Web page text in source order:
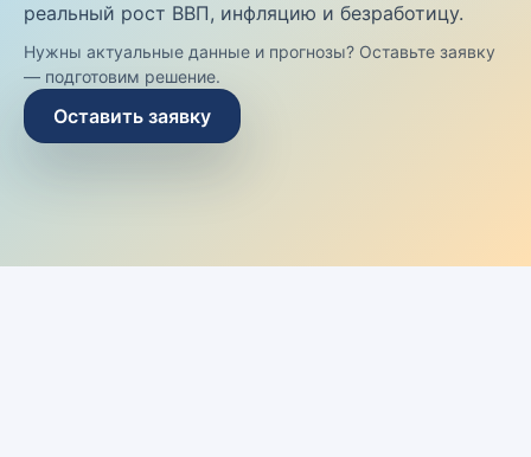
реальный рост ВВП, инфляцию и безработицу.
Нужны актуальные данные и прогнозы? Оставьте заявку
— подготовим решение.
Оставить заявку